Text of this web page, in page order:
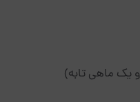
یک ماهی تابه)